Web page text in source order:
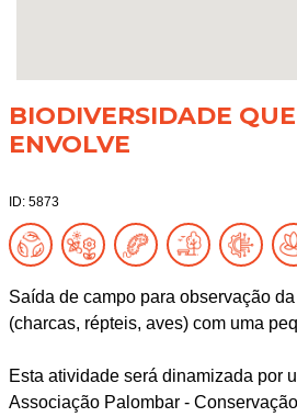
BIODIVERSIDADE
ENVOLVE
ID: 5873
Saída de campo para observação
(charcas, répteis, aves) com uma
Esta atividade será dinamizada por
Associação Palombar -